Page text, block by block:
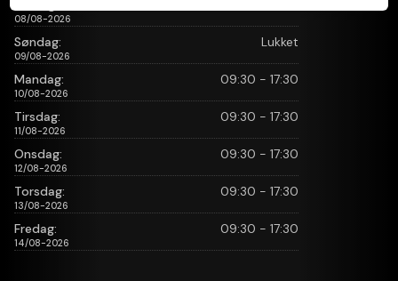
08/08-2026
Søndag:
09/08-2026
Lukket
Mandag:
10/08-2026
09:30 - 17:30
Tirsdag:
11/08-2026
09:30 - 17:30
Onsdag:
12/08-2026
09:30 - 17:30
Torsdag:
13/08-2026
09:30 - 17:30
Fredag:
14/08-2026
09:30 - 17:30